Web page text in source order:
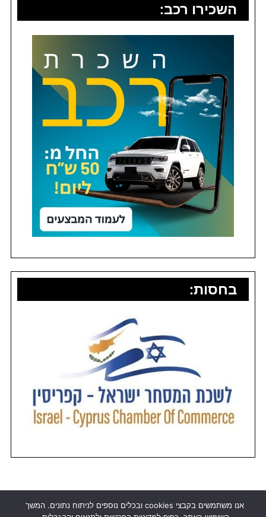
השכירו רכב:
בחסות:
אנו משתמשים בקבצי cookies ובכלים נוספים לניתוח נתונים. המשך